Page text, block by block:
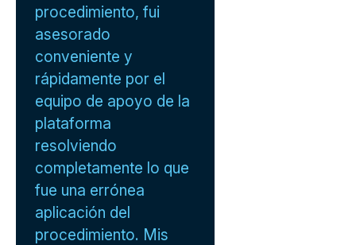
procedimiento, fui
asesorado
conveniente y
rápidamente por el
equipo de apoyo de la
plataforma
resolviendo
completamente lo que
fue una errónea
aplicación del
procedimiento. Mis